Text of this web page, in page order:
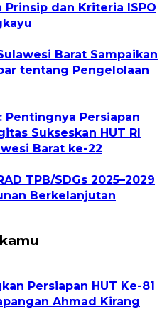
dan Kriteria ISPO
Barat Sampaikan
tentang Pengelolaan
Pentingnya Persiapan
Sukseskan HUT RI
Barat ke-22
TPB/SDGs 2025–2029
Berkelanjutan
Persiapan HUT Ke-81
Ahmad Kirang